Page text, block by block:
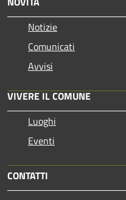
Notizie
Comunicati
Avvisi
VIVERE IL COMUNE
Luoghi
Eventi
CONTATTI